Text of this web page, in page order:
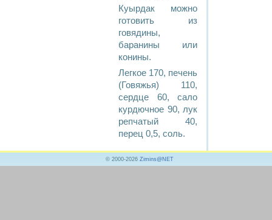
Куырдак можно
готовить из
говядины,
баранины или
конины.
Легкое 170, печень
(Говяжья) 110,
сердце 60, сало
курдючное 90, лук
репчатый 40,
перец 0,5, соль.
© 2000-2026 Zimins@NET